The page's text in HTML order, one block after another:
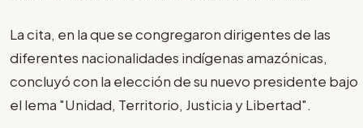
La cita, en la que se congregaron dirigentes de las
diferentes nacionalidades indígenas amazónicas,
concluyó con la elección de su nuevo presidente bajo
el lema "Unidad, Territorio, Justicia y Libertad".